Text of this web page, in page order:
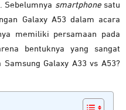
Sebelumnya smartphonesatu
Galaxy A53 dalam acara
memiliki persamaan pada
bentuknya yang sangat
Galaxy A33 vs A53?